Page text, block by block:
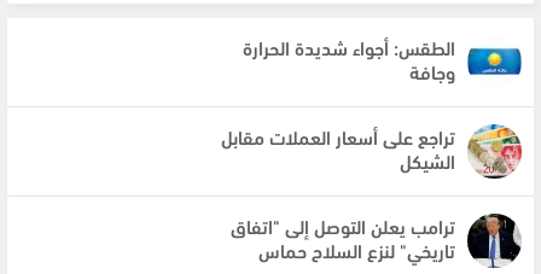
الطقس: أجواء شديدة الحرارة
وجافة
تراجع على أسعار العملات مقابل
الشيكل
ترامب يعلن التوصل إلى "اتفاق
تاريخي" لنزع السلاح حماس